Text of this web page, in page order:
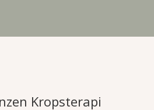
Kropsterapi